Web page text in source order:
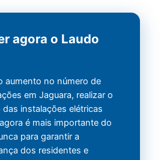
agora o Laudo
aumento no número de
em Jaguara, realizar o
das instalações elétricas
é mais importante do
para garantir a
dos residentes e